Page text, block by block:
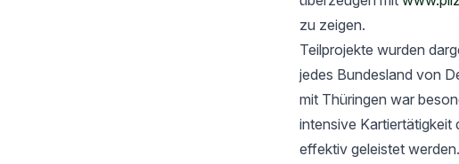
zu zeigen.
Teilprojekte wurden
jedes Bundesland von
mit Thüringen war
intensive Kartiertätigkeit
effektiv geleistet